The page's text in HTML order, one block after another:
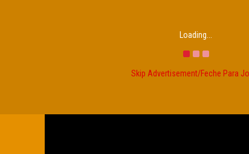
Loading...
Skip Advertisement/Feche Para